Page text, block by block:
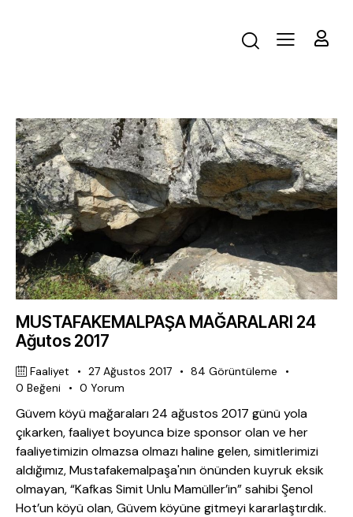
MUSTAFAKEMALPAŞA MAĞARALARI 24
Ağutos 2017
Faaliyet 27 Ağustos 2017 84 Görüntüleme
0 Beğeni 0 Yorum
Güvem köyü mağaraları 24 ağustos 2017 günü yola
çıkarken, faaliyet boyunca bize sponsor olan ve her
faaliyetimizin olmazsa olmazı haline gelen, simitlerimizi
aldığımız, Mustafakemalpaşa'nın önünden kuyruk eksik
olmayan, “Kafkas Simit Unlu Mamüller’in” sahibi Şenol
Hot’un köyü olan, Güvem köyüne gitmeyi kararlaştırdık.